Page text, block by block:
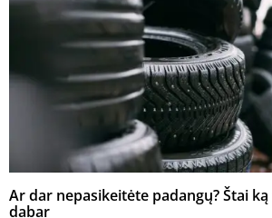
Ar dar nepasikeitėte padangų? Štai
dabar